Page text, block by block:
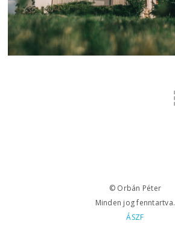
© Orbán Péter
Minden jog fenntartva.
ÁSZF